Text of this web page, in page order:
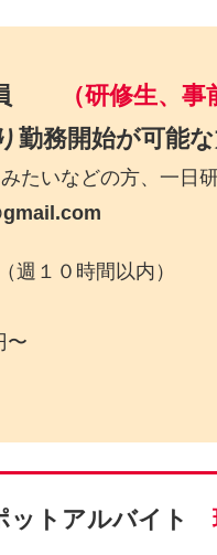
員
（研修生、
勤務開始が可能
たいなどの方、一日
週１０時間以内）
〜
ットアルバイト